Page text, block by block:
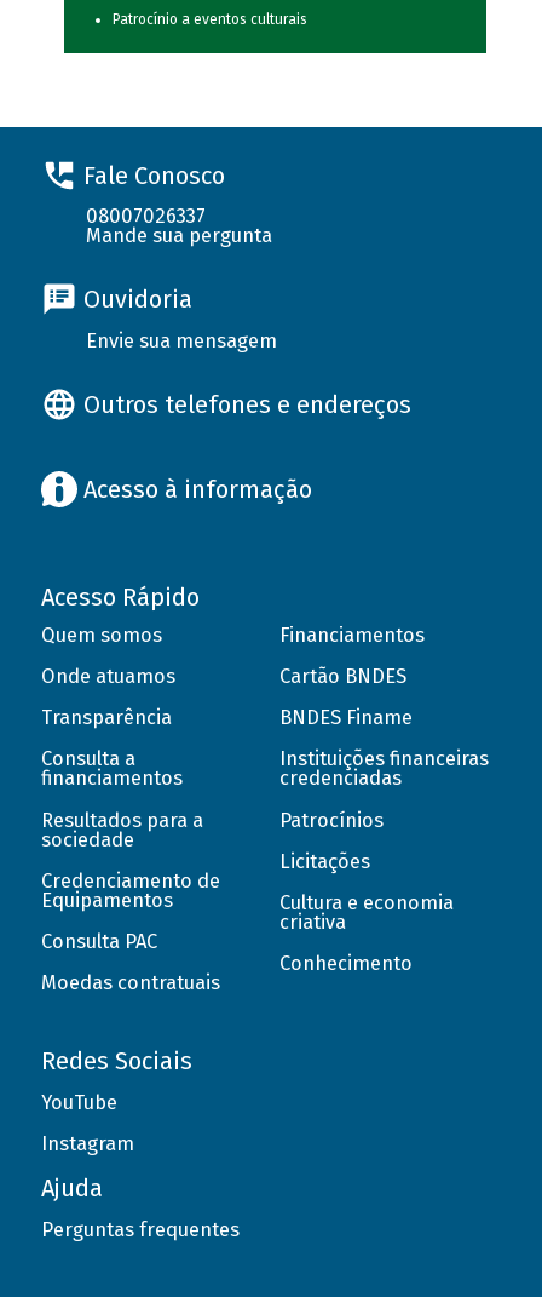
Patrocínio a eventos culturais
Fale Conosco
08007026337
Mande sua pergunta
Ouvidoria
Envie sua mensagem
Outros telefones e endereços
Acesso à informação
Acesso Rápido
Quem somos
Onde atuamos
Transparência
Consulta a
financiamentos
Resultados para a
sociedade
Credenciamento de
Equipamentos
Consulta PAC
Moedas contratuais
Financiamentos
Cartão BNDES
BNDES Finame
Instituições financeiras
credenciadas
Patrocínios
Licitações
Cultura e economia
criativa
Conhecimento
Redes Sociais
YouTube
Instagram
Ajuda
Perguntas frequentes